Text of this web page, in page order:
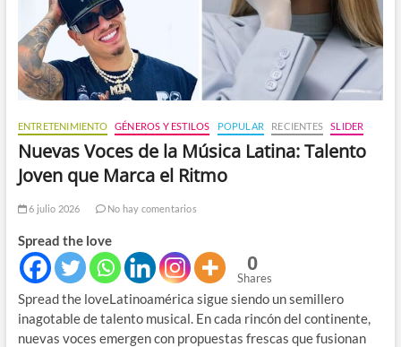
ENTRETENIMIENTO GÉNEROS Y ESTILOS POPULAR RECIENTES SLIDER
Nuevas Voces de la Música Latina: Talento
Joven que Marca el Ritmo
6 julio 2026 No hay comentarios
Spread the love
0
Shares
Spread the loveLatinoamérica sigue siendo un semillero
inagotable de talento musical. En cada rincón del continente,
nuevas voces emergen con propuestas frescas que fusionan